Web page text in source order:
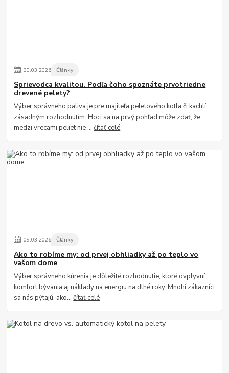
30.03.2026 Články
Sprievodca kvalitou. Podľa čoho spoznáte prvotriedne
drevené pelety?
Výber správneho paliva je pre majiteľa peletového kotla či kachlí
zásadným rozhodnutím. Hoci sa na prvý pohľad môže zdať, že
medzi vrecami peliet nie ...čítať celé
09.03.2026 Články
Ako to robíme my: od prvej obhliadky až po teplo vo
vašom dome
Výber správneho kúrenia je dôležité rozhodnutie, ktoré ovplyvní
komfort bývania aj náklady na energiu na dlhé roky. Mnohí zákazníci
sa nás pýtajú, ako...čítať celé